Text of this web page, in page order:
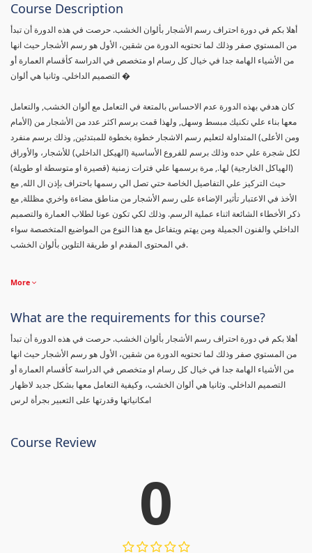
Course Description
أهلا بكم في دورة احتراف رسم الأشجار بألوان الخشب. حرصت في هذه الدورة أن تبدأ
من المستوي صفر وذلك لما تحتويه الدورة من شقين، الأول هو رسم الأشجار حيث انها
من الأشياء الهامة جدا في خيال كل رسام او متخصص في الدراسة كأقسام العمارة أو
التصميم الداخلي. وثانيا هي ألوان �
كان هدفي بهذه الدورة عدم الاحساس بالمتعة في التعامل مع ألوان الخشب, والتعامل
معها بناء علي تكنيك مبسط وسهل, ولهذا قمت برسم اكثر عدد من الأشجار من (الأمام
ومن الأعلى) المتداولة لتعليم رسم الاشجار خطوة بخطوة للمبتدئين, وذلك برسم منفرد
لكل شجرة علي حده وذلك برسم للفروع الأساسية (الهيكل الداخلي) للأشجار، والأوراق
(الهياكل الخارجية) لها., مرة برسمها علي فترات زمنية (قصيرة او متوسطة او طويلة)
حيث التركيز علي التفاصيل الخاصة حتي تصل الي رسمها باحتراف بإذن ال الله, مع
الأخذ في الاعتبار تأثير الإضاءة على رسم الأشجار من مناطق مضاءة واخري مظللة, مع
ذكر الأخطاء الشائعة اثناء عملية الرسم. وذلك لكي تكون عونا لطلاب العمارة والتصميم
الداخلي والفنون الجميلة ومن يهتم ويتفاعل مع هذا النوع من المواضيع المتخصصة سواء
في المحتوى المقدم او طريقة التلوين بألوان الخشب.
More
What are the requirements for this course?
أهلا بكم في دورة احتراف رسم الأشجار بألوان الخشب. حرصت في هذه الدورة أن تبدأ
من المستوي صفر وذلك لما تحتويه الدورة من شقين، الأول هو رسم الأشجار حيث انها
من الأشياء الهامة جدا في خيال كل رسام او متخصص في الدراسة كأقسام العمارة أو
التصميم الداخلي. وثانيا هي ألوان الخشب، وكيفية التعامل معها بشكل جديد لاظهار
امكانياتها وقدرتها على التعبير بجرأة لرس
Course Review
0